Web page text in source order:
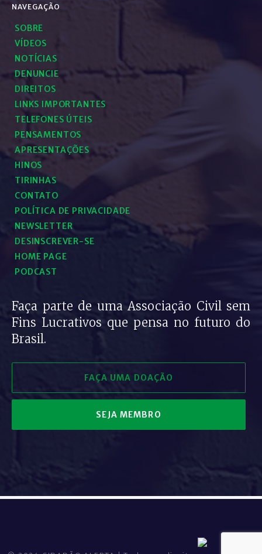
NAVEGAÇÃO
SOBRE
VÍDEOS
NOTÍCIAS
DENUNCIE
DIREITOS
LINKS IMPORTANTES
TELEFONES ÚTEIS
PENSAMENTOS
APRESENTAÇÕES
HINOS
TIRINHAS
CONTATO
POLÍTICA DE PRIVACIDADE
NEWSLETTER
DESINSCREVER-SE
HOME PAGE
PODCAST
Faça parte de uma Associação Civil sem
Fins Lucrativos que pensa no futuro do
Brasil.
FAÇA UMA DOAÇÃO
SEJA MEMBRO